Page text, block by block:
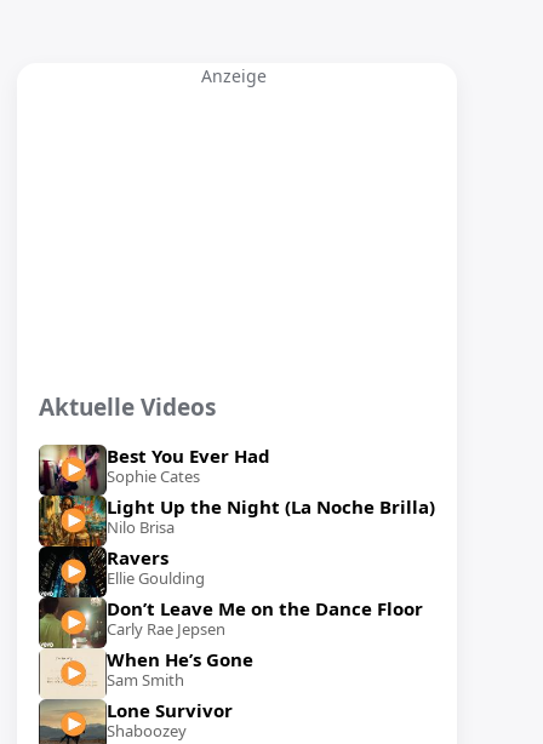
Anzeige
Aktuelle Videos
Best You Ever Had
Sophie Cates
Light Up the Night (La Noche Brilla)
Nilo Brisa
Ravers
Ellie Goulding
Don’t Leave Me on the Dance Floor
Carly Rae Jepsen
When He’s Gone
Sam Smith
Lone Survivor
Shaboozey